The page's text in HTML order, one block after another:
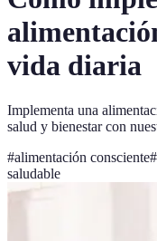
vida diaria
Implementa una
salud y bienestar con
#alimentación consciente#
saludable